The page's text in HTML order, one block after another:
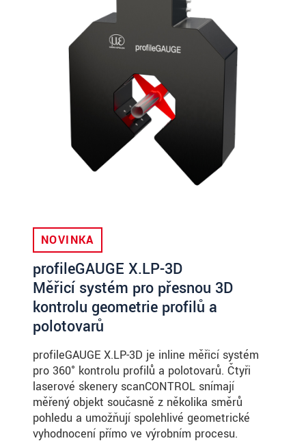
NOVINKA
profileGAUGE X.LP-3D
Měřicí systém pro přesnou 3D
kontrolu geometrie profilů a
polotovarů
profileGAUGE X.LP-3D je inline měřicí systém
pro 360° kontrolu profilů a polotovarů. Čtyři
laserové skenery scanCONTROL snímají
měřený objekt současně z několika směrů
pohledu a umožňují spolehlivé geometrické
vyhodnocení přímo ve výrobním procesu.